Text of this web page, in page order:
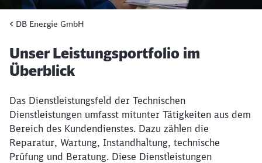
DB Energie GmbH
Unser Leistungsportfolio im
Überblick
Das Dienstleistungsfeld der Technischen
Dienstleistungen umfasst mitunter Tätigkeiten aus dem
Bereich des Kundendienstes. Dazu zählen die
Reparatur, Wartung, Instandhaltung, technische
Prüfung und Beratung. Diese Dienstleistungen